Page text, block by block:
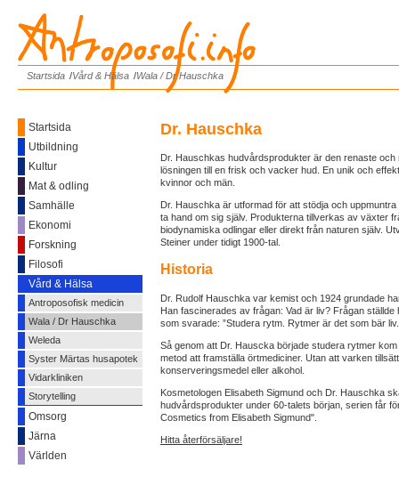
Startsida /Vård & Hälsa /Wala / Dr Hauschka
Startsida
Utbildning
Kultur
Mat & odling
Samhälle
Ekonomi
Forskning
Filosofi
Vård & Hälsa
Antroposofisk medicin
Wala / Dr Hauschka
Weleda
Syster Märtas husapotek
Vidarkliniken
Storytelling
Omsorg
Järna
Världen
Dr. Hauschka
Dr. Hauschkas hudvårdsprodukter är den renaste och
lösningen till en frisk och vacker hud. En unik och
kvinnor och män.
Dr. Hauschka är utformad för att stödja och uppmuntra
ta hand om sig själv. Produkterna tillverkas av växter
biodynamiska odlingar eller direkt från naturen själv.
Steiner under tidigt 1900-tal.
Historia
Dr. Rudolf Hauschka var kemist och 1924 grundade
Han fascinerades av frågan: Vad är liv? Frågan ställde
som svarade: ”Studera rytm. Rytmer är det som bär
Så genom att Dr. Hauscka började studera rytmer kom
metod att framställa örtmediciner. Utan att varken
konserveringsmedel eller alkohol.
Kosmetologen Elisabeth Sigmund och Dr. Hauschka
hudvårdsprodukter under 60-talets början, serien får
Cosmetics from Elisabeth Sigmund".
Hitta återförsäljare!